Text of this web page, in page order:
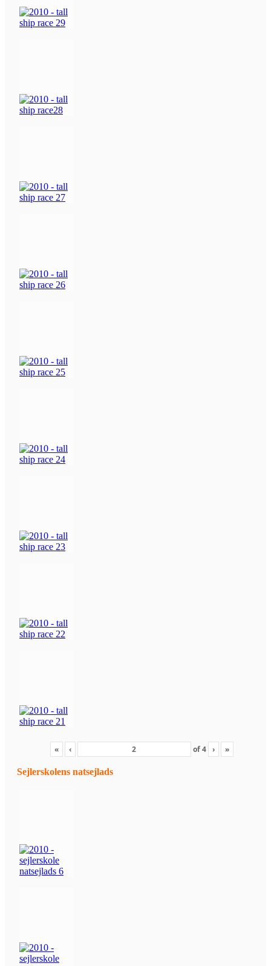
« ‹ of4 › »
Sejlerskolens natsejlads